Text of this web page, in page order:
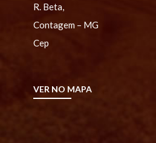
R. Beta,
Contagem – MG
Cep
VER NO MAPA